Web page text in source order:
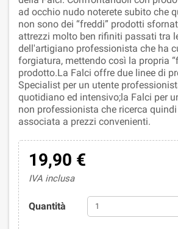
ad occhio nudo noterete subito che
non sono dei “freddi” prodotti
attrezzi molto ben rifiniti passati tra
dell'artigiano professionista che ha
forgiatura, mettendo così la propria
prodotto.La Falci offre due linee di
Specialist per un utente
quotidiano ed intensivo;la Falci per
non professionista che ricerca
associata a prezzi convenienti.
19,90 €
IVA inclusa
Quantità